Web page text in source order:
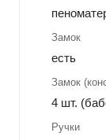
Замок
есть
Замок
4 шт.
Ручки